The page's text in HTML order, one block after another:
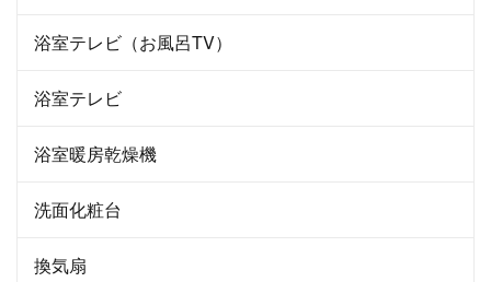
浴室テレビ（お風呂TV）
浴室テレビ
浴室暖房乾燥機
洗面化粧台
換気扇